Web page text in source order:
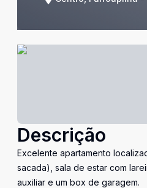
Descrição
Excelente apartamento
sacada), sala de estar com
auxiliar e um box de garagem.